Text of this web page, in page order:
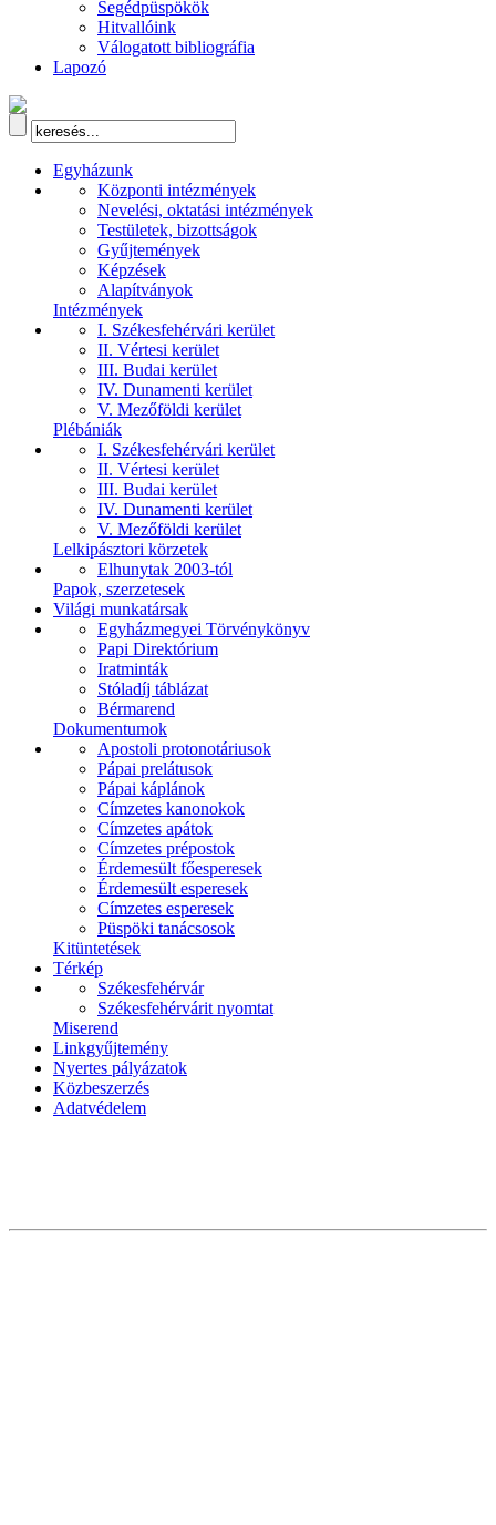
Segédpüspökök
Hitvallóink
Válogatott bibliográfia
Lapozó
Egyházunk
Központi intézmények
Nevelési, oktatási intézmények
Testületek, bizottságok
Gyűjtemények
Képzések
Alapítványok
Intézmények
I. Székesfehérvári kerület
II. Vértesi kerület
III. Budai kerület
IV. Dunamenti kerület
V. Mezőföldi kerület
Plébániák
I. Székesfehérvári kerület
II. Vértesi kerület
III. Budai kerület
IV. Dunamenti kerület
V. Mezőföldi kerület
Lelkipásztori körzetek
Elhunytak 2003-tól
Papok, szerzetesek
Világi munkatársak
Egyházmegyei Törvénykönyv
Papi Direktórium
Iratminták
Stóladíj táblázat
Bérmarend
Dokumentumok
Apostoli protonotáriusok
Pápai prelátusok
Pápai káplánok
Címzetes kanonokok
Címzetes apátok
Címzetes prépostok
Érdemesült főesperesek
Érdemesült esperesek
Címzetes esperesek
Püspöki tanácsosok
Kitüntetések
Térkép
Székesfehérvár
Székesfehérvárit nyomtat
Miserend
Linkgyűjtemény
Nyertes pályázatok
Közbeszerzés
Adatvédelem